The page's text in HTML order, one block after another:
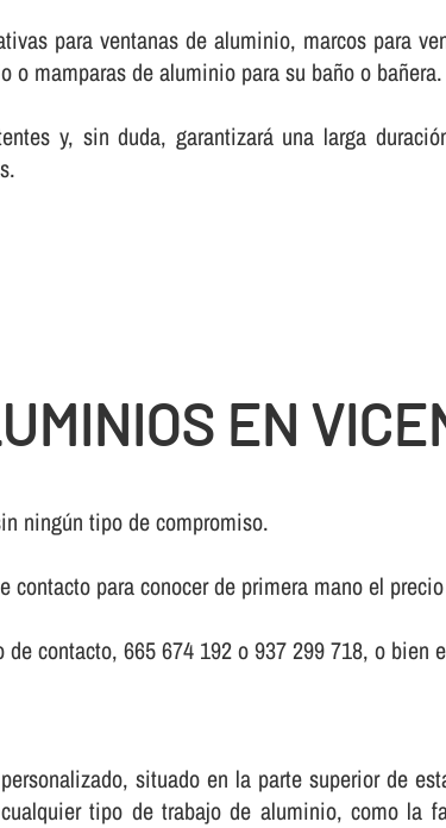
para ventanas de aluminio, marcos para
mamparas de aluminio para su baño o bañera.
y, sin duda, garantizará una larga
EN
ningún tipo de compromiso.
para conocer de primera mano el
contacto, 665 674 192 o 937 299 718, o bien
situado en la parte superior de
tipo de trabajo de aluminio, como la